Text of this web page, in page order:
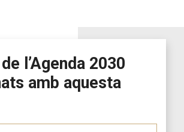
l’Agenda 2030
amb aquesta